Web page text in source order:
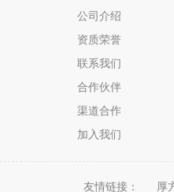
公司介绍
资质荣誉
联系我们
合作伙伴
渠道合作
加入我们
友情链接： 厚